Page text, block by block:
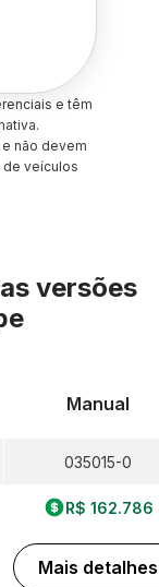
e têm
não devem
de veículos
versões
Manual
035015-0
R$ 162.786
Mais detalhes